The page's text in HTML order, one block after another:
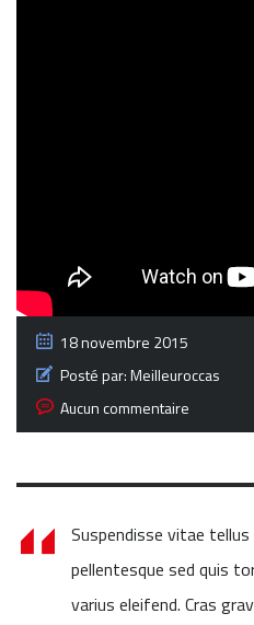
18 novembre 2015
Posté par:Meilleuroccas
Aucun commentaire
Suspendisse vitae
pellentesque sed quis
varius eleifend. Cras